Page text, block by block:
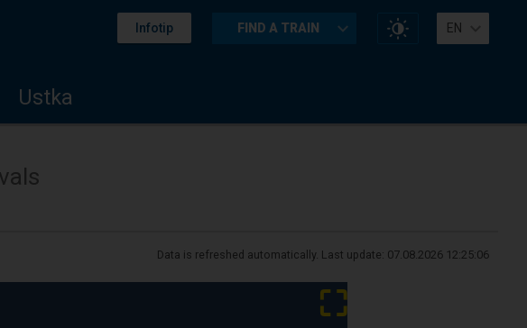
Infotip FIND A TRAIN
Change
website
EN
Ustka
Data is refreshed automatically. Last update: 07.08.2026 12:25:06
⛶